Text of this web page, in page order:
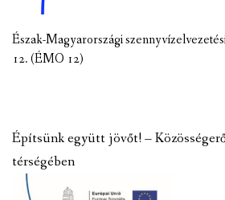
Észak-Magyarországi
12. (ÉMO 12)
Építsünk együtt jövőt! –
térségében